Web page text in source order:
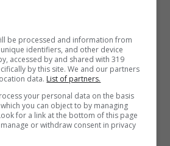
esempio: tra le proposte
nascita di una
(indipendente) che
monitorare l’economia
Ci saranno dei
be processed and information from
identifiers, and other device
accessed by and shared with 319
by this site. We and our partners
data. List of partners.
your personal data on the basis
you can object to by managing
for a link at the bottom of this page
or withdraw consent in privacy